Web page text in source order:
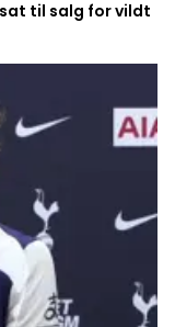
til salg for vildt